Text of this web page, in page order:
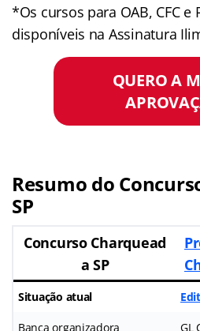
*Os cursos para OAB, CFC e
disponíveis na Assinatura
QUERO A
Resumo do
SP
Concurso Charquead
a SP
Situação atual
Banca organizadora GL